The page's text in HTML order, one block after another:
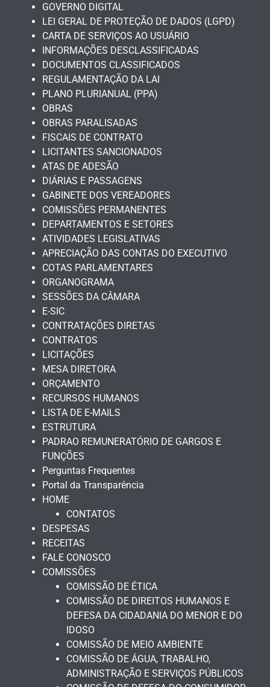
GOVERNO DIGITAL
LEI GERAL DE PROTEÇÃO DE DADOS (LGPD)
CARTA DE SERVIÇOS AO USUÁRIO
INFORMAÇÕES DESCLASSIFICADAS
DOCUMENTOS CLASSIFICADOS
REGULAMENTAÇÃO DA LAI
PLANO PLURIANUAL (PPA)
OBRAS
OBRAS PARALISADAS
FISCAIS DE CONTRATO
LICITANTES SANCIONADOS
ATAS DE ADESÃO
DIÁRIAS E PASSAGENS
GABINETE DOS VEREADORES
COMISSÕES PERMANENTES
DEPARTAMENTOS E SETORES
ATIVIDADES LEGISLATIVAS
APRECIAÇÃO DAS CONTAS DO EXECUTIVO
COTAS PARLAMENTARES
ORGANOGRAMA
SESSÕES DA CÂMARA
E-SIC
CONTRATAÇÕES DIRETAS
CONTRATOS
LICITAÇÕES
MESA DIRETORA
ORÇAMENTO
RECURSOS HUMANOS
LISTA DE E-MAILS
ESTRUTURA
PADRAO REMUNERATÓRIO DE GARGOS E
FUNÇÕES
Perguntas Frequentes
Portal da Transparência
HOME
CONTATOS
DESPESAS
RECEITAS
FALE CONOSCO
COMISSÕES
COMISSÃO DE ÉTICA
COMISSÃO DE DIREITOS HUMANOS E
DEFESA DA CIDADANIA DO MENOR E DO
IDOSO
COMISSÃO DE MEIO AMBIENTE
COMISSÃO DE ÁGUA, TRABALHO,
ADMINISTRAÇÃO E SERVIÇOS PÚBLICOS